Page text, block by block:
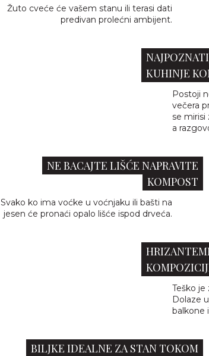
Žuto cveće će vašem stanu ili terasi dati
predivan prolećni ambijent.
KUHINJE
Postoji
večera
se mirisi
a
NE BACAJTE LIŠĆE NAPRAVITE
KOMPOST
Svako ko ima voćke u voćnjaku ili bašti na
jesen će pronaći opalo lišće ispod drveća.
Teško
Dolaze
balkone
BILJKE IDEALNE ZA STAN TOKOM